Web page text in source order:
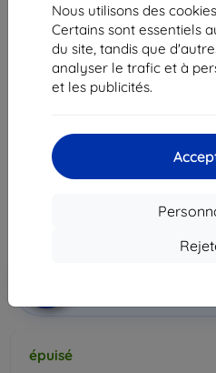
Nous utilisons des
Certains sont essentiels
du site, tandis que
analyser le trafic et à
et les publicités.
Battery Samsung EB-
Adapté pour: Samsung Galaxy
24,90 €
épuisé